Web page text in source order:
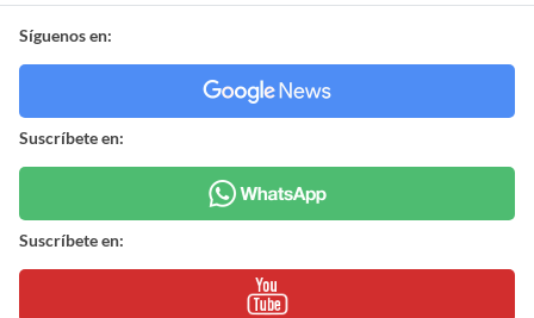
Síguenos en:
Suscríbete en:
Suscríbete en: